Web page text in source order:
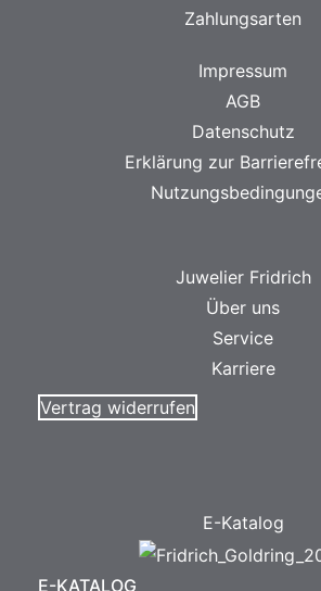
Zahlungsarten
Impressum
AGB
Datenschutz
Erklärung zur
Juwelier Fridrich
Über uns
Service
Karriere
Vertrag widerrufen
E-Katalog
E-KATALOG